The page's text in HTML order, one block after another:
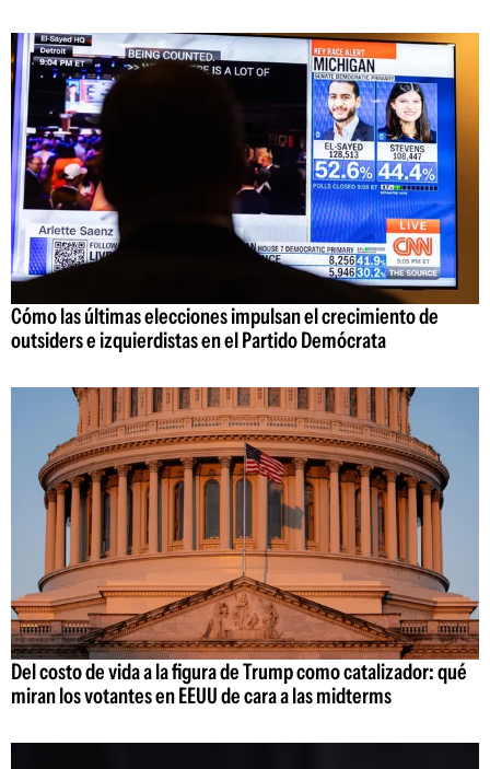
Cómo las últimas elecciones impulsan el crecimiento de
outsiders e izquierdistas en el Partido Demócrata
Del costo de vida a la figura de Trump como catalizador: qué
miran los votantes en EEUU de cara a las midterms